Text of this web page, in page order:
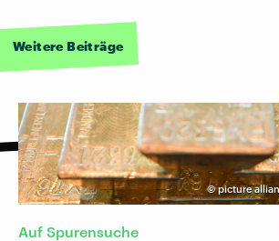
Weitere Beiträge
©picture
Auf Spurensuche